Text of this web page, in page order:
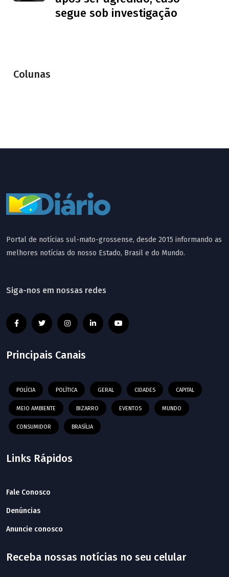
segue sob investigação
Colunas
Portal de notícias sul-mato-grossense, desde 2015 informando as
melhores notícias do nosso Estado, Brasil e do Mundo.
Siga-nos em nossas redes
Principais Canais
POLÍCIA POLÍTICA GERAL CIDADES CAPITAL
MEIO AMBIENTE BIZARRO EVENTOS MUNDO
CONSUMIDOR BRASÍLIA
Links Rápidos
Fale Conosco
Denúncias
Anuncie conosco
Receba nossas notícias no seu celular